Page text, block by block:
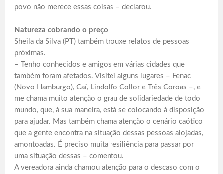
povo não merece essas coisas – declarou.
Natureza cobrando o preço
Sheila da Silva (PT) também trouxe relatos de pessoas
próximas.
– Tenho conhecidos e amigos em várias cidades que
também foram afetados. Visitei alguns lugares – Fenac
(Novo Hamburgo), Caí, Lindolfo Collor e Três Coroas –, e
me chama muito atenção o grau de solidariedade de todo
mundo, que, à sua maneira, está se colocando à disposição
para ajudar. Mas também chama atenção o cenário caótico
que a gente encontra na situação dessas pessoas alojadas,
amontoadas. É preciso muita resiliência para passar por
uma situação dessas – comentou.
A vereadora ainda chamou atenção para o descaso com o